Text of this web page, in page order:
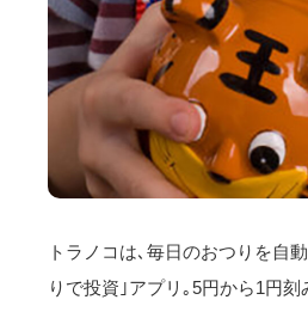
トラノコは､毎日のおつりを自
りで投資｣アプリ｡5円から1円刻